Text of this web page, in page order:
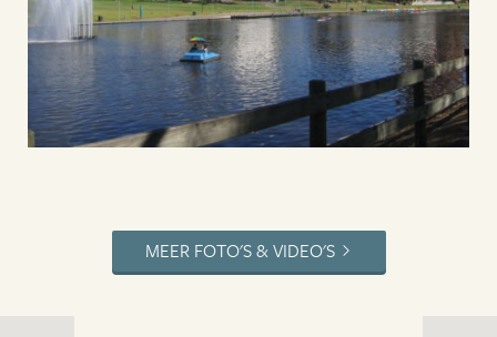
MEER FOTO'S & VIDEO'S